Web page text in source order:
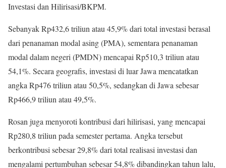
Investasi dan Hilirisasi/BKPM.
Sebanyak Rp432,6 triliun atau 45,9% dari total investasi berasal
dari penanaman modal asing (PMA), sementara penanaman
modal dalam negeri (PMDN) mencapai Rp510,3 triliun atau
54,1%. Secara geografis, investasi di luar Jawa mencatatkan
angka Rp476 triliun atau 50,5%, sedangkan di Jawa sebesar
Rp466,9 triliun atau 49,5%.
Rosan juga menyoroti kontribusi dari hilirisasi, yang mencapai
Rp280,8 triliun pada semester pertama. Angka tersebut
berkontribusi sebesar 29,8% dari total realisasi investasi dan
mengalami pertumbuhan sebesar 54,8% dibandingkan tahun lalu,